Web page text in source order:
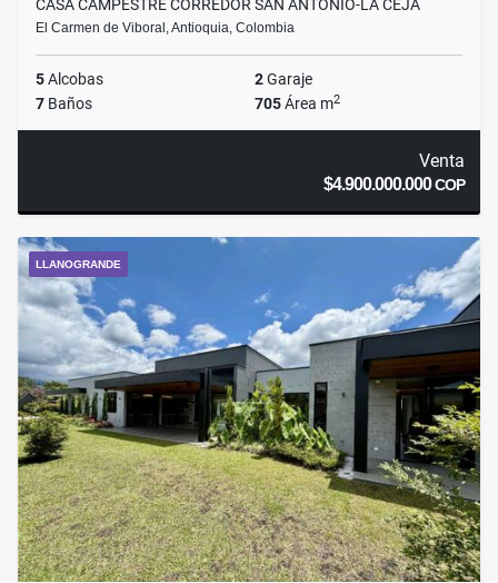
CASA CAMPESTRE CORREDOR SAN ANTONIO-LA CEJA
El Carmen de Viboral, Antioquia, Colombia
5Alcobas 2Garaje
7 Baños 705Área m2
Venta
$4.900.000.000COP
LLANOGRANDE